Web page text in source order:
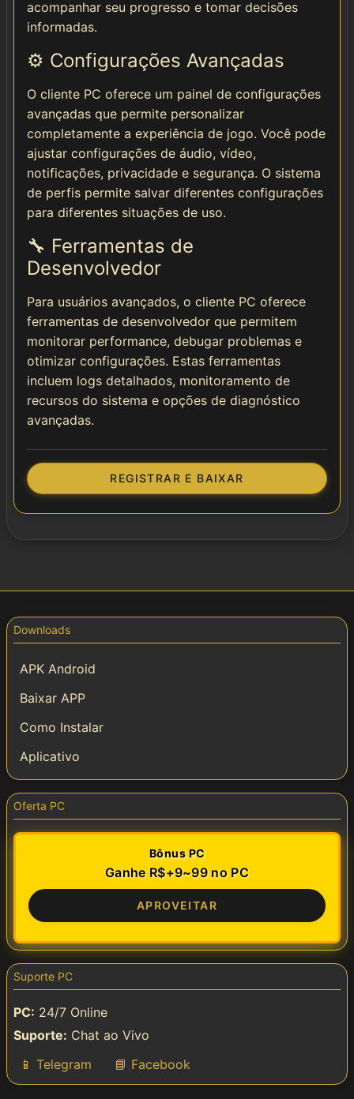
acompanhar seu progresso e tomar decisões
informadas.
⚙️ Configurações Avançadas
O cliente PC oferece um painel de configurações
avançadas que permite personalizar
completamente a experiência de jogo. Você pode
ajustar configurações de áudio, vídeo,
notificações, privacidade e segurança. O sistema
de perfis permite salvar diferentes configurações
para diferentes situações de uso.
🔧 Ferramentas de
Desenvolvedor
Para usuários avançados, o cliente PC oferece
ferramentas de desenvolvedor que permitem
monitorar performance, debugar problemas e
otimizar configurações. Estas ferramentas
incluem logs detalhados, monitoramento de
recursos do sistema e opções de diagnóstico
avançadas.
REGISTRAR E BAIXAR
Downloads
APK Android
Baixar APP
Como Instalar
Aplicativo
Oferta PC
Bônus PC
Ganhe R$+9~99 no PC
APROVEITAR
Suporte PC
PC: 24/7 Online
Suporte: Chat ao Vivo
📱 Telegram
📘 Facebook